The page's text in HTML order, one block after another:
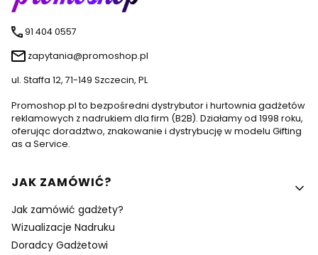
91 404 0557
zapytania@promoshop.pl
ul. Staffa 12, 71-149 Szczecin, PL
Promoshop.pl to bezpośredni dystrybutor i hurtownia gadżetów
reklamowych z nadrukiem dla firm (B2B). Działamy od 1998 roku,
oferując doradztwo, znakowanie i dystrybucję w modelu Gifting
as a Service.
Linki w stopce
JAK ZAMÓWIĆ?
Jak zamówić gadżety?
Wizualizacje Nadruku
Doradcy Gadżetowi